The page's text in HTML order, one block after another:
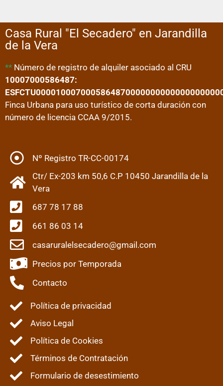
Casa Rural "El Secadero" en Jarandilla
de la Vera
** Número de registro de alquiler asociado al CRU
10007000586487:
Finca Urbana para uso turístico de corta duración con
número de licencia CCAA 9/2015.
Nº Registro TR-CC-00174
Ctr/ Ex-203 km 50,6 C.P 10450 Jarandilla de la
Vera
687 78 17 88
661 86 03 14
casaruralelsecadero@gmail.com
Precios por Temporada
Contacto
Política de privacidad
Aviso Legal
Política de Cookies
Términos de Contratación
Formulario de desestimiento